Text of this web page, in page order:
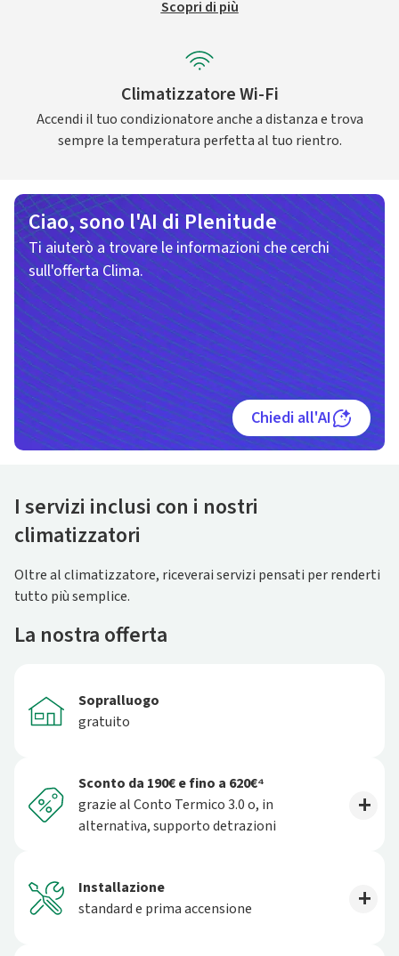
Scopri di più
Climatizzatore Wi-Fi
Accendi il tuo condizionatore anche a distanza e trova
sempre la temperatura perfetta al tuo rientro.
Ciao, sono l'AI di Plenitude
Ti aiuterò a trovare le informazioni che cerchi
sull'offerta Clima.
Chiedi all'AI
I servizi inclusi con i nostri
climatizzatori
Oltre al climatizzatore, riceverai servizi pensati per renderti
tutto più semplice.
La nostra offerta
Sopralluogo
gratuito
Sconto da 190€ e fino a 620€⁴
grazie al Conto Termico 3.0 o, in
alternativa, supporto detrazioni
Installazione
standard e prima accensione